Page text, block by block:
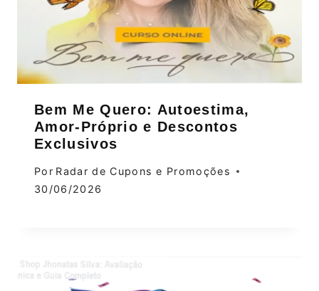
Bem Me Quero: Autoestima,
Amor‑Próprio e Descontos
Exclusivos
Por Radar de Cupons e Promoções
30/06/2026